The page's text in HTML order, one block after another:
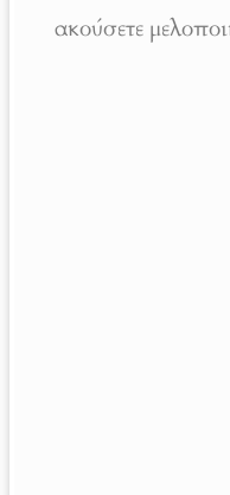
ακούσετε